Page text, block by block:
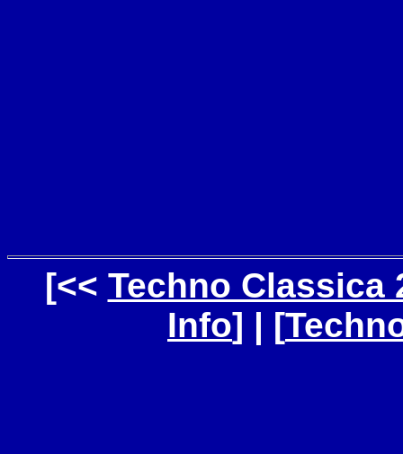
[<< Techno Classica
Info] | [